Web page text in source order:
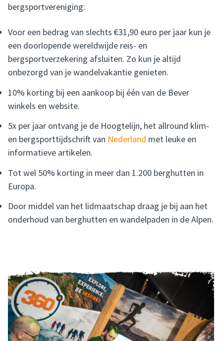
bergsportvereniging:
Voor een bedrag van slechts €31,90 euro per jaar kun je
een doorlopende wereldwijde reis- en
bergsportverzekering afsluiten. Zo kun je altijd
onbezorgd van je wandelvakantie genieten.
10% korting bij een aankoop bij één van de Bever
winkels en website.
5x per jaar ontvang je de Hoogtelijn, het allround klim-
en bergsporttijdschrift van Nederland met leuke en
informatieve artikelen.
Tot wel 50% korting in meer dan 1.200 berghutten in
Europa.
Door middel van het lidmaatschap draag je bij aan het
onderhoud van berghutten en wandelpaden in de Alpen.